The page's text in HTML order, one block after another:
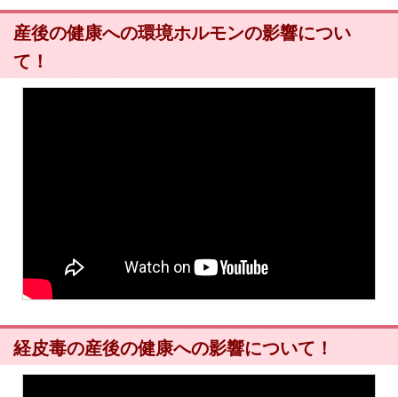
産後の健康への環境ホルモンの影響につい
て！
経皮毒の産後の健康への影響について！